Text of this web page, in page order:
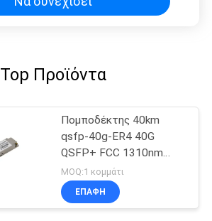
Top Προϊόντα
Πομποδέκτης 40km
qsfp-40g-ER4 40G
QSFP+ FCC 1310nm
SMF DDM εγκεκριμένη
MOQ:1 κομμάτι
ΕΠΑΦΉ